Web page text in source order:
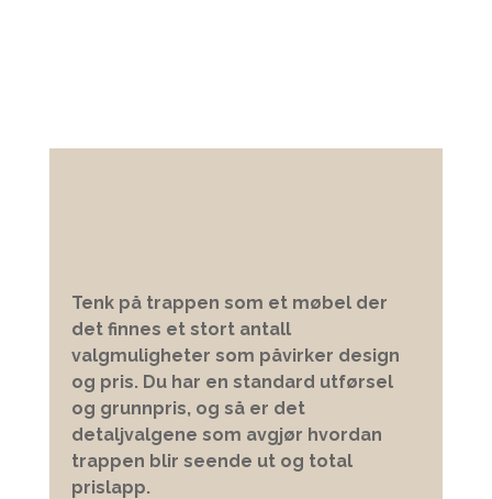
Tenk på trappen som et møbel der
det finnes et stort antall
valgmuligheter som påvirker design
og pris. Du har en standard utførsel
og grunnpris, og så er det
detaljvalgene som avgjør hvordan
trappen blir seende ut og total
prislapp.